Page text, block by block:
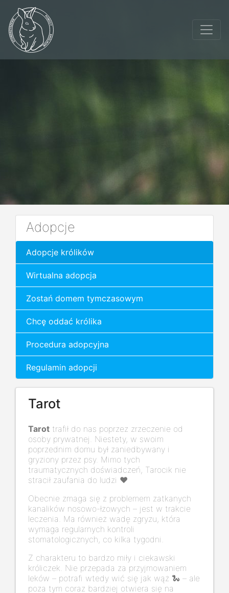
Adopcje
Adopcje królików
Wirtualna adopcja
Zostań domem tymczasowym
Chcę oddać królika
Procedura adopcyjna
Regulamin adopcji
Tarot
Tarot trafił do nas poprzez zrzeczenie od
osoby prywatnej. Niestety, w swoim
poprzednim domu był zaniedbywany i
gryziony przez psy. Mimo tych
traumatycznych doświadczeń, Tarocik nie
stracił zaufania do ludzi ❤️
Obecnie zmaga się z problemem zatkanych
kanalików nosowo-łzowych – jest w trakcie
leczenia. Ma również wadę zgryzu, która
wymaga regularnych kontroli
stomatologicznych, co kilka tygodni.
Z charakteru to bardzo miły i ciekawski
króliczek. Nie przepada za przyjmowaniem
leków – potrafi wtedy wić się jak wąż 🐍 – ale
poza tym coraz bardziej otwiera się na